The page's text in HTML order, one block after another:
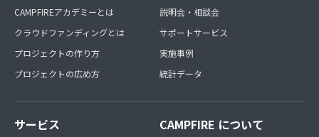
CAMPFIREアカデミーとは
クラウドファンディングとは
プロジェクトの作り方
プロジェクトの広め方
説明会・相談会
サポートサービス
実施事例
統計データ
サービス CAMPFIRE について